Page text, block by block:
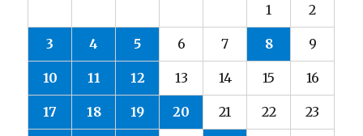
1 2
3 4 5 6 7 8 9
10 11 12 13 14 15 16
17 18 19 20 21 22 23